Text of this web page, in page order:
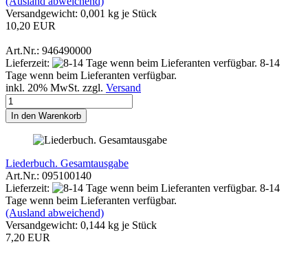
Versandgewicht: 0,001 kg je Stück
10,20 EUR
Art.Nr.: 946490000
Lieferzeit:
8-14
Tage wenn beim Lieferanten verfügbar.
inkl. 20% MwSt. zzgl. Versand
In den Warenkorb
Liederbuch. Gesamtausgabe
Art.Nr.: 095100140
Lieferzeit:
8-14
Tage wenn beim Lieferanten verfügbar.
(Ausland abweichend)
Versandgewicht: 0,144 kg je Stück
7,20 EUR